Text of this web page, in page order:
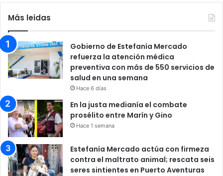
Más leidas
Gobierno de Estefanía Mercado
refuerza la atención médica
preventiva con más de 550 servicios de
salud en una semana
Hace 6 días
En la justa medianía el combate
prosélito entre Marín y Gino
Hace 1 semana
Estefanía Mercado actúa con firmeza
contra el maltrato animal; rescata seis
seres sintientes en Puerto Aventuras